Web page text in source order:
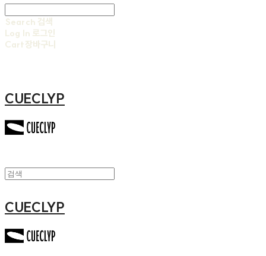
Search 검색
Log In 로그인
Cart장바구니
CUECLYP
CUECLYP